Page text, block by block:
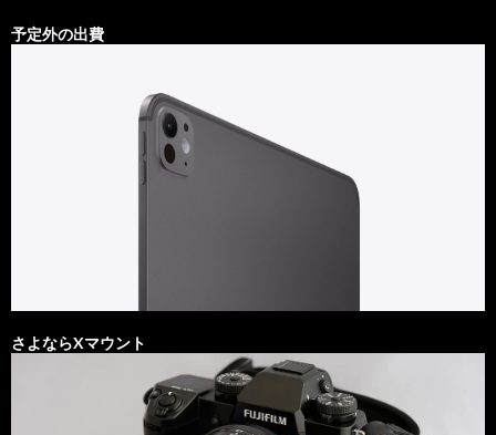
予定外の出費
さよならXマウント